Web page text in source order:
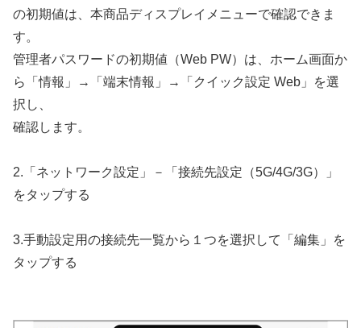
の初期値は、本商品ディスプレイメニューで確認できま
す。
管理者パスワードの初期値（Web PW）は、ホーム画面か
ら「情報」→「端末情報」→「クイック設定 Web」を選
択し、
確認します。
2.「ネットワーク設定」－「接続先設定（5G/4G/3G）」
をタップする
3.手動設定用の接続先一覧から１つを選択して「編集」を
タップする